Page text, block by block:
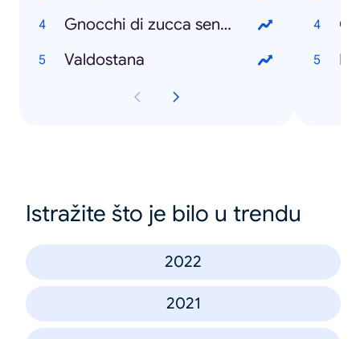
Gnocchi di zucca senza patate
Valdostana
Istražite što je bilo u trendu
2022
2021